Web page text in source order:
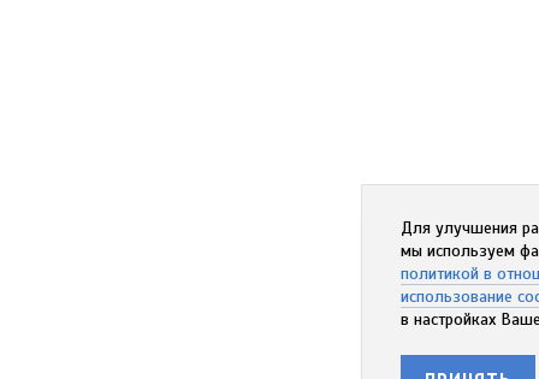
Для улучшения
мы используем
политикой в
использование
в настройках